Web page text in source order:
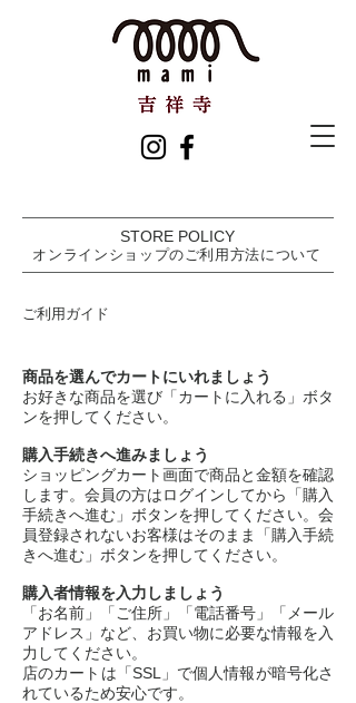
STORE POLICY​
オンラインショップのご利用方法について
ご利用ガイド
商品を選んでカートにいれましょう
お好きな商品を選び「カートに入れる」ボタ
ンを押してください。
購入手続きへ進みましょう
ショッピングカート画面で商品と金額を確認
します。会員の方はログインしてから「購入
手続きへ進む」ボタンを押してください。会
員登録されないお客様はそのまま「購入手続
きへ進む」ボタンを押してください。
購入者情報を入力しましょう
「お名前」「ご住所」「電話番号」「メール
アドレス」など、お買い物に必要な情報を入
力してください。
店のカートは「SSL」で個人情報が暗号化さ
れているため安心です。